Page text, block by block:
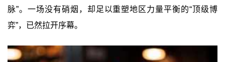
脉”。一场没有硝烟，却足以重塑地区力量平衡的“顶级博
弈”，已然拉开序幕。